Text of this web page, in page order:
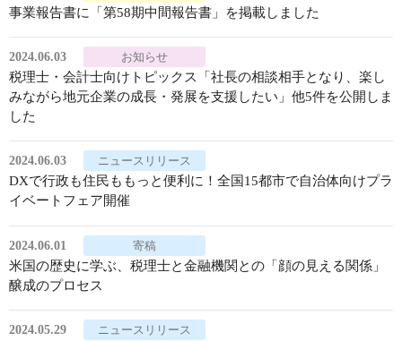
事業報告書に「第58期中間報告書」を掲載しました
2024.06.03 お知らせ
税理士・会計士向けトピックス「社長の相談相手となり、楽し
みながら地元企業の成長・発展を支援したい」他5件を公開しま
した
2024.06.03 ニュースリリース
DXで行政も住民ももっと便利に！全国15都市で自治体向けプラ
イベートフェア開催
2024.06.01 寄稿
米国の歴史に学ぶ、税理士と金融機関との「顔の見える関係」
醸成のプロセス
2024.05.29 ニュースリリース